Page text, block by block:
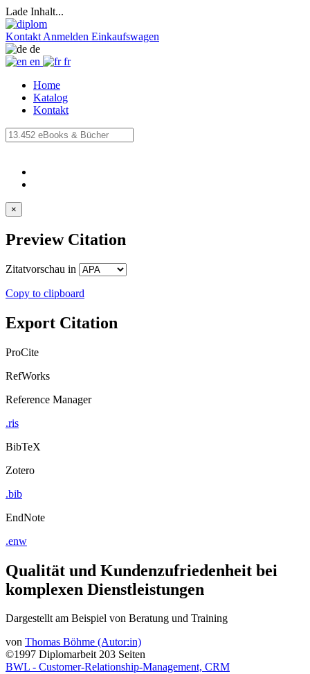
Lade Inhalt...
Kontakt Anmelden Einkaufswagen
de
en
fr
Home
Katalog
Kontakt
×
Preview Citation
Zitatvorschau in
Copy to clipboard
Export Citation
ProCite
RefWorks
Reference Manager
.ris
BibTeX
Zotero
.bib
EndNote
.enw
Qualität und Kundenzufriedenheit bei
komplexen Dienstleistungen
Dargestellt am Beispiel von Beratung und Training
von Thomas Böhme (Autor:in)
©1997 Diplomarbeit 203 Seiten
BWL - Customer-Relationship-Management, CRM